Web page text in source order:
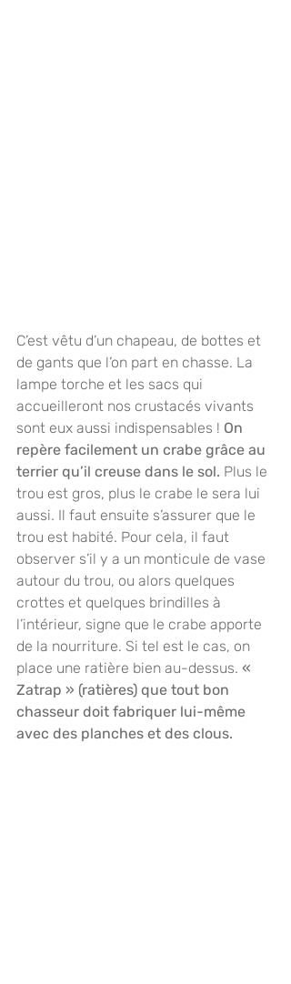
C’est vêtu d’un chapeau, de bottes et
de gants que l’on part en chasse. La
lampe torche et les sacs qui
accueilleront nos crustacés vivants
sont eux aussi indispensables ! On
repère facilement un crabe grâce au
terrier qu’il creuse dans le sol. Plus le
trou est gros, plus le crabe le sera lui
aussi. Il faut ensuite s’assurer que le
trou est habité. Pour cela, il faut
observer s’il y a un monticule de vase
autour du trou, ou alors quelques
crottes et quelques brindilles à
l’intérieur, signe que le crabe apporte
de la nourriture. Si tel est le cas, on
place une ratière bien au-dessus. «
Zatrap » (ratières) que tout bon
chasseur doit fabriquer lui-même
avec des planches et des clous.